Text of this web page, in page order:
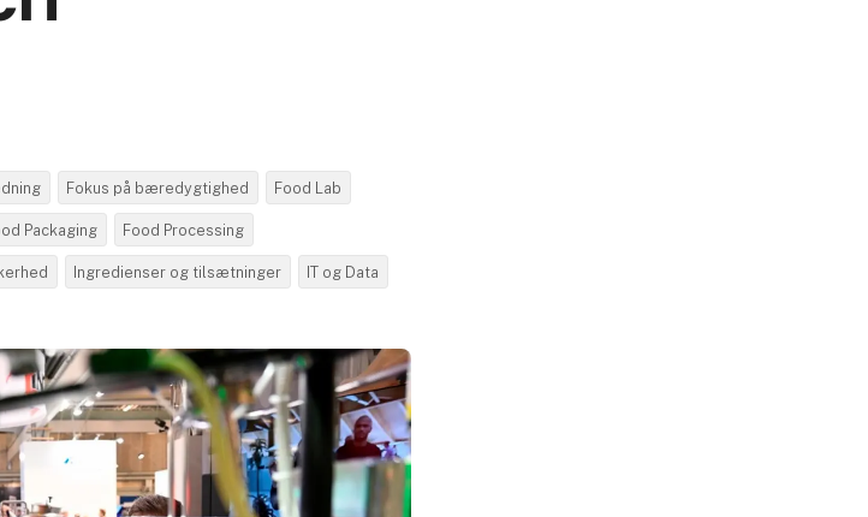
Fokus på bæredygtighed Food Lab
Packaging Food Processing
Ingredienser og tilsætninger IT og Data